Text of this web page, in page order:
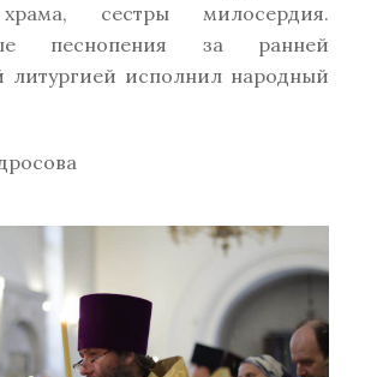
сестры милосердия.
песнопения за ранней
литургией исполнил народный